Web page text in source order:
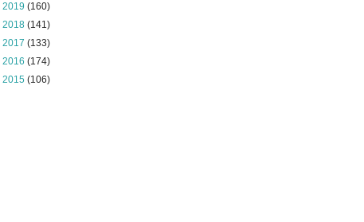
2019 (160)
2018 (141)
2017 (133)
2016 (174)
2015 (106)